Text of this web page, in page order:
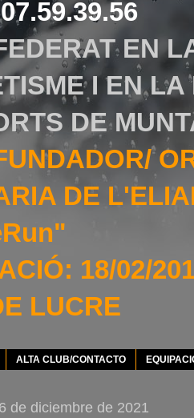
EN
I EN
DE
DE
18/02/
LUCRE
ALTA CLUB/CONTACTO
de diciembre de 2021